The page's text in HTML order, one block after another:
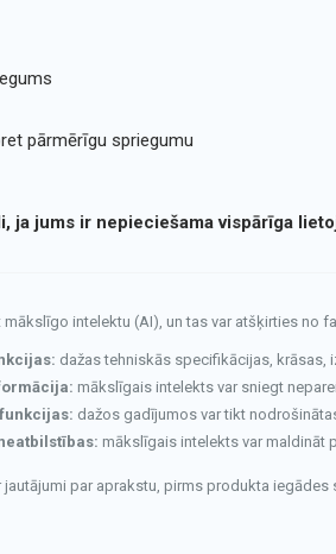
pārmērīgu spriegumu
ja jums ir nepieciešama vispārīga
intelektu (AI), un tas var atšķirties no
dažas tehniskās specifikācijas, krāsas,
mākslīgais intelekts var sniegt
dažos gadījumos var tikt
mākslīgais intelekts var maldināt
par aprakstu, pirms produkta